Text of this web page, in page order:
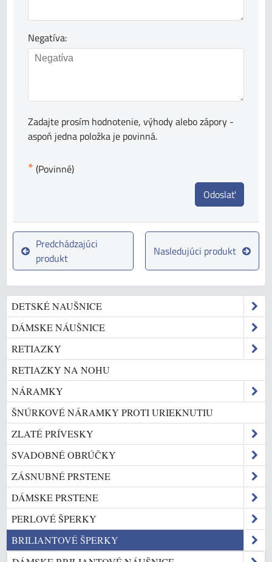
Negatíva:
Zadajte prosím hodnotenie, výhody alebo zápory -
aspoň jedna položka je povinná.
* (Povinné)
Odoslať
Predchádzajúci
produkt
Nasledujúci produkt
DETSKÉ NAUŠNICE
DÁMSKE NÁUŠNICE
RETIAZKY
RETIAZKY NA NOHU
NÁRAMKY
ŠNÚRKOVÉ NÁRAMKY PROTI URIEKNUTIU
ZLATÉ PRÍVESKY
SVADOBNÉ OBRÚČKY
ZÁSNUBNÉ PRSTENE
DÁMSKE PRSTENE
PERLOVÉ ŠPERKY
BRILIANTOVÉ ŠPERKY